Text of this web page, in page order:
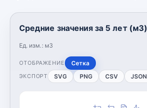
Средние значения за 5 лет (м3)
Ед. изм.: м3
ОТОБРАЖЕНИЕ Сетка
ЭКСПОРТ SVG PNG CSV JSON